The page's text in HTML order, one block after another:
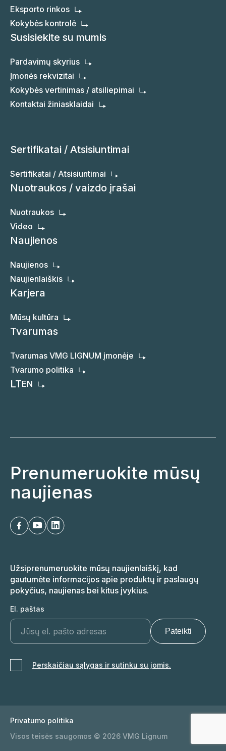
Eksporto rinkos
Kokybės kontrolė
Susisiekite su mumis
Pardavimų skyrius
Įmonės rekvizitai
Kokybės vertinimas / atsiliepimai
Kontaktai žiniasklaidai
Sertifikatai / Atsisiuntimai
Sertifikatai / Atsisiuntimai
Nuotraukos / vaizdo įrašai
Nuotraukos
Video
Naujienos
Naujienos
Naujienlaiškis
Karjera
Mūsų kultūra
Tvarumas
Tvarumas VMG LIGNUM įmonėje
Tvarumo politika
LTEN
Prenumeruokite mūsų
naujienas
Užsiprenumeruokite mūsų naujienlaiškį, kad
gautumėte informacijos apie produktų ir paslaugų
pokyčius, naujienas bei kitus įvykius.
El. paštas
Perskaičiau sąlygas ir sutinku su jomis.
Visos teisės saugomos © 2026 VMG Lignum
Privatumo politika